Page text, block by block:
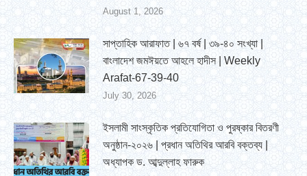
August 1, 2026
সাপ্তাহিক আরাফাত | ৬৭ বর্ষ | ৩৯-৪০ সংখ্যা |
বাংলাদেশ জমঈয়তে আহলে হাদীস | Weekly
Arafat-67-39-40
July 30, 2026
ইসলামী সাংস্কৃতিক প্রতিযোগিতা ও পুরষ্কার বিতরণী
অনুষ্ঠান-২০২৬ | প্রধান অতিথির আরবি বক্তব্য |
অধ্যাপক ড. আব্দুল্লাহ ফারুক